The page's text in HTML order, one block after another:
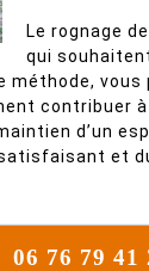
Le rognage
qui
contribuer
d’un
et
06 76 79 41